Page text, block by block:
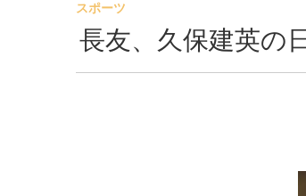
長友、久保建英の
スポーツ